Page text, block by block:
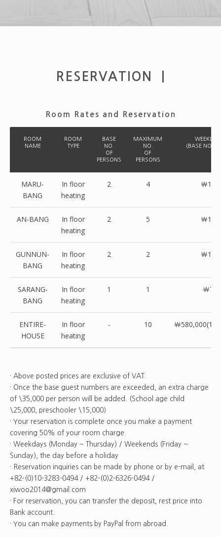
RESERVATION |
Room Rates and Reservation
ROOM
NAME
ROOM
TYPE
BASE
NO.
OF
PERSONS
MAXIMUM
NO.
OF
PERSONS
(BASE
MARU-
BANG
In floor
heating
2 4 ￦
AN-BANG
In floor
heating
2 5 ￦
GUNNUN-
BANG
In floor
heating
2 2 ￦
SARANG-
BANG
In floor
heating
1 1 ￦
ENTIRE-
HOUSE
In floor
heating
- 10 ￦
· Above posted prices are exclusive of VAT.
· Once the base guest numbers are exceeded, an extra charge
of \35,000 per person will be added. (School age child
\25,000, preschooler \15,000)
· Your reservation is complete once you make a payment
covering 50% of your room charge.
· Weekdays (Monday ~ Thursday) / Weekends (Friday ~
Sunday), the day before a holiday
· Reservation inquiries can be made by phone or by e-mail, at
+82-(0)10-3283-0494 / +82-(0)2-6326-0494 /
xiwoo2014@gmail.com
· For reservation, you can transfer the deposit, rest price into
Bank account.
· You can make payments by PayPal from abroad.